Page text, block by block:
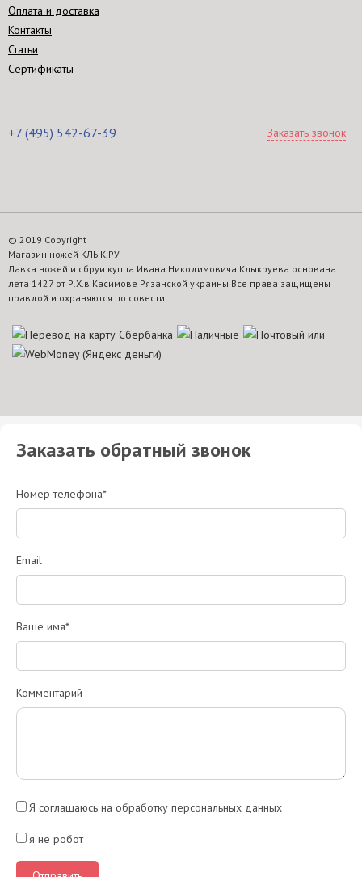
Оплата и доставка
Контакты
Статьи
Сертификаты
+7 (495) 542-67-39 Заказать звонок
© 2019 Copyright
Магазин ножей КЛЫК.РУ
Лавка ножей и сбруи купца Ивана Никодимовича Клыкруева основана
лета 1427 от Р.Х.в Касимове Рязанской украины Все права защищены
правдой и охраняются по совести.
Заказать обратный звонок
Номер телефона*
Email
Ваше имя*
Комментарий
Я соглашаюсь на обработку персональных данных
я не робот